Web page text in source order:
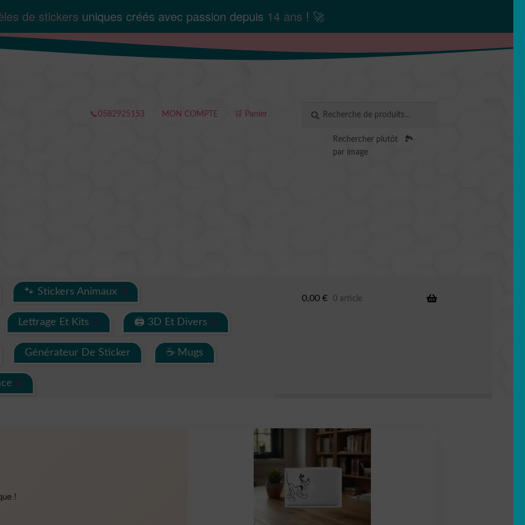
de stickers uniques créés avec passion depuis 14 ans ! 🚀
📞0582925153 MON COMPTE 🛒 Panier
pour :
RECHERCHE
Rechercher plutôt
par image
🏞️
🐾 Stickers Animaux
Lettrage Et Kits 🖨 3D Et Divers
Générateur De Sticker ☕ Mugs
0,00 € 0 article
!